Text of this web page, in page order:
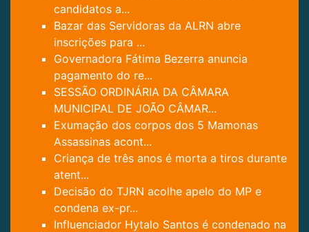
candidatos a...
Bazar das Servidoras da ALRN abre
inscrições para ...
Governadora Fátima Bezerra anuncia
pagamento do re...
SESSÃO ORDINÁRIA DA CÂMARA
MUNICIPAL DE JOÃO CÂMAR...
Exumação dos corpos dos 5 Mamonas
Assassinas acont...
Criança de três anos é morta a tiros durante
atent...
Decisão do TJRN acolhe apelo do MP e
condena ex-pr...
Influenciador Hytalo Santos é condenado na